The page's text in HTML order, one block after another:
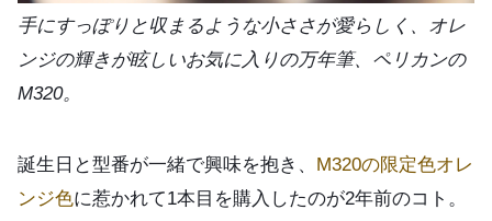
手にすっぽりと収まるような小ささが愛らしく、オレ
ンジの輝きが眩しいお気に入りの万年筆、ペリカンの
M320。
誕生日と型番が一緒で興味を抱き、
M320の限定色オレ
ンジ色に惹かれて1本目を購入したのが2年前のコト。